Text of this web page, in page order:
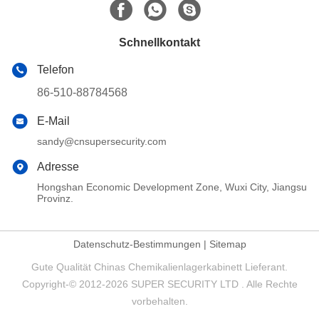
Schnellkontakt
Telefon
86-510-88784568
E-Mail
sandy@cnsupersecurity.com
Adresse
Hongshan Economic Development Zone, Wuxi City, Jiangsu
Provinz.
Datenschutz-Bestimmungen | Sitemap
Gute Qualität Chinas Chemikalienlagerkabinett Lieferant.
Copyright-© 2012-2026 SUPER SECURITY LTD . Alle Rechte
vorbehalten.